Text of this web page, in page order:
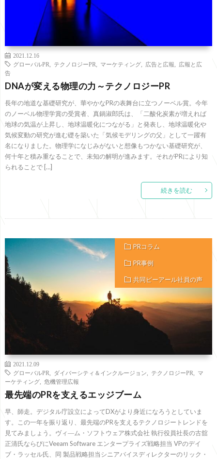
2021.12.16
グローバルPR
テクノロジーPR マーケティング 広告と広報
広報と広
告
DNAが変える物理の力～テクノロジーPR
長年の地道な基礎研究が、華やかなPRの表舞台に立つノーベル賞。今年
のノーベル物理学賞の受賞者、真鍋淑郎氏は、「二酸化炭素が増えれば
地球の気温が上昇し、地球温暖化につながる」と発表し、地球温暖化や
気候変動の研究が進む礎を築いた「気候モデリングの父」として一躍有
名になりました。物理学になじみがないと想像もつかない基礎研究が、
何十年と積み重なることで、未知の解明が進みます。それがPRにより知
られることで […]
続きを読む
PRコラム
PR事例
共同ピーアール社員の声
2021.12.09
グローバルPR
ダイバーシティ＆インクルージョン テクノロジーPR
マ
ーケティング
危機管理広報
最先端のPRを支えるエッジブーム
早、師走。デジタル庁設立によってDXがより身近になろうとしていま
す。この一年を振り返り、最先端のPRを支えるテクノロジートレンドを
見てみましょう。ヴィ―ム・ソフトウェア株式会社 執行役員社長の古舘
正清氏ならびにVeeam Software エンタープライズ戦略担当 VPのデイ
ブ・ラッセル氏、同 製品戦略担当シニアバイスディレクターのリック・